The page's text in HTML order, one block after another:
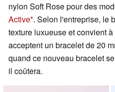
nylon Soft Rose pour des
Active . Selon l'entreprise, le
texture luxueuse et convient
acceptent un bracelet de 20
quand ce nouveau bracelet
il coûtera.